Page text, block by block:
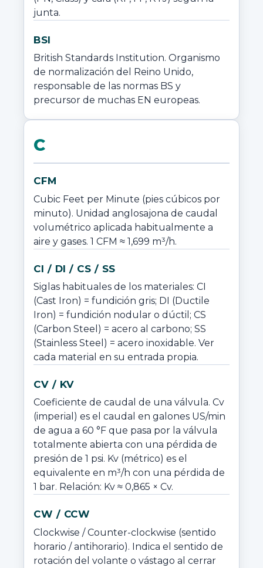
junta.
BSI
British Standards Institution. Organismo
de normalización del Reino Unido,
responsable de las normas BS y
precursor de muchas EN europeas.
C
CFM
Cubic Feet per Minute (pies cúbicos por
minuto). Unidad anglosajona de caudal
volumétrico aplicada habitualmente a
aire y gases. 1 CFM ≈ 1,699 m³/h.
CI / DI / CS / SS
Siglas habituales de los materiales: CI
(Cast Iron) = fundición gris; DI (Ductile
Iron) = fundición nodular o dúctil; CS
(Carbon Steel) = acero al carbono; SS
(Stainless Steel) = acero inoxidable. Ver
cada material en su entrada propia.
CV / KV
Coeficiente de caudal de una válvula. Cv
(imperial) es el caudal en galones US/min
de agua a 60 °F que pasa por la válvula
totalmente abierta con una pérdida de
presión de 1 psi. Kv (métrico) es el
equivalente en m³/h con una pérdida de
1 bar. Relación: Kv ≈ 0,865 × Cv.
CW / CCW
Clockwise / Counter-clockwise (sentido
horario / antihorario). Indica el sentido de
rotación del volante o vástago al cerrar